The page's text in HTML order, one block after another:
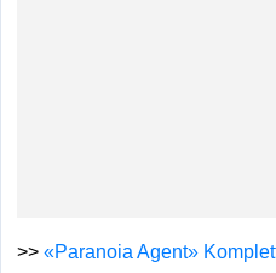
>> «Paranoia Agent»